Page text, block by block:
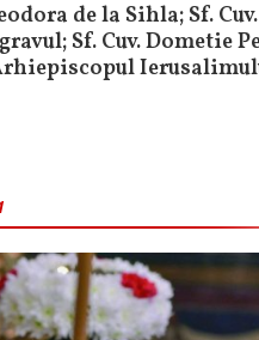
de la Sihla; Sf.
Sf. Cuv. Dometie